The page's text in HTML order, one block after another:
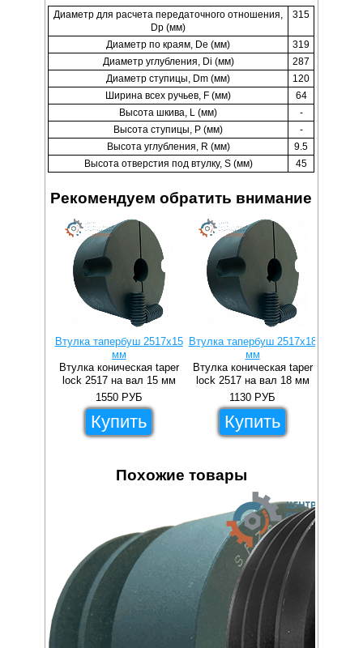
Диаметр для расчета передаточного отношения,
Dp (мм)
315
Диаметр по краям, De (мм)
319
Диаметр углубления, Di (мм)
287
Диаметр ступицы, Dm (мм)
120
Ширина всех ручьев, F (мм)
64
Высота шкива, L (мм)
-
Высота ступицы, P (мм)
-
Высота углубления, R (мм)
9.5
Высота отверстия под втулку, S (мм)
45
Рекомендуем обратить внимание
Втулка тапербуш 2517x15
мм
Втулка коническая taper
lock 2517 на вал 15 мм
1550 РУБ
Купить
Втулка тапербуш 2517x18
мм
Втулка коническая taper
lock 2517 на вал 18 мм
1130 РУБ
Купить
Похожие товары